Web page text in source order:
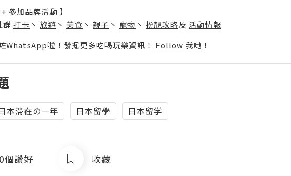
參加品牌活動 】
群 打卡 丶 旅遊 丶 美食 丶 親子 丶 寵物 丶 扮靚攻略及 活動情報
WhatsApp啦！發掘更多吃喝玩樂資訊！ Follow 我哋 ！
本滞在の一年 日本留學 日本留学
0個讚好 收藏